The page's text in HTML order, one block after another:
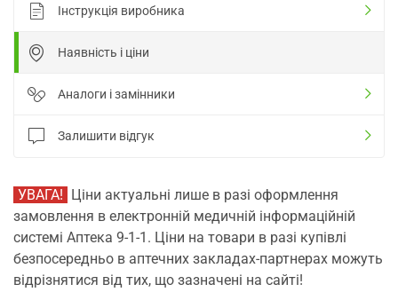
Інструкція виробника
Наявність і ціни
Аналоги і замінники
Залишити відгук
УВАГА! Ціни актуальні лише в разі оформлення
замовлення в електронній медичній інформаційній
системі Аптека 9-1-1. Ціни на товари в разі купівлі
безпосередньо в аптечних закладах-партнерах можуть
відрізнятися від тих, що зазначені на сайті!